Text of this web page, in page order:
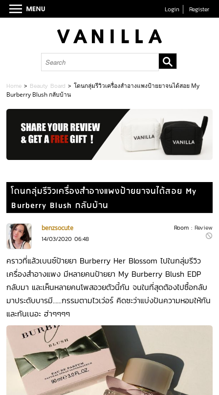
Login Register
Home > Beauty Board >โดนกลุ่มรีวิวเครื่องสำอางแพงป้ายยาจนได้สอย My
Burberry Blush กลับบ้าน
โดนกลุ่มรีวิวเครื่องสำอางแพงป้ายยาจนได้สอย My
Burberry Blush กลับบ้าน
Room : Review
benzsocute
14/03/2020 06:48
คราวที่แล้วเบนซ์ป้ายยา Burberry Her Blossom ไปในกลุ่มรีวิว
เครื่องสำอางแพง มีหลายคนป้ายยา My Burberry Blush EDP
กลับมา และเห็นหลายคนโพสอวยตัวนี้กัน จนในที่สุดต้องไปซื้อกลับ
มาประดับบารมี…...กรรมตามไวเว่อร์ คิดซะว่าแบ่งปันความหอมให้กัน
และกันเนอะ ฮ่าๆๆๆๆ